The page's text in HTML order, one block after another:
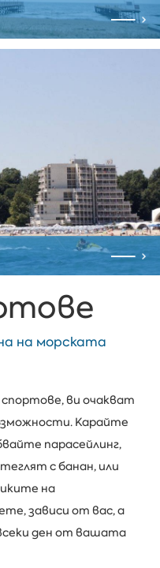
на морската
ви очакват
Карайте
парасейлинг,
с банан, или
на
зависи от вас, а
ден от вашата